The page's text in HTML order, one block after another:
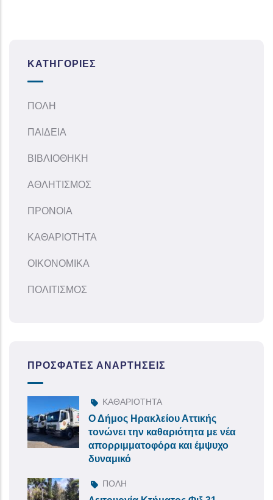
ΚΑΤΗΓΟΡΊΕΣ
ΠΟΛΗ
ΠΑΙΔΕΙΑ
ΒΙΒΛΙΟΘΗΚΗ
ΑΘΛΗΤΙΣΜΟΣ
ΠΡΟΝΟΙΑ
ΚΑΘΑΡΙΟΤΗΤΑ
ΟΙΚΟΝΟΜΙΚΑ
ΠΟΛΙΤΙΣΜΟΣ
ΠΡΌΣΦΑΤΕΣ ΑΝΑΡΤΉΣΕΙΣ
ΚΑΘΑΡΙΟΤΗΤΑ
Ο Δήμος Ηρακλείου Αττικής
τονώνει την καθαριότητα με νέα
απορριμματοφόρα και έμψυχο
δυναμικό
ΠΟΛΗ